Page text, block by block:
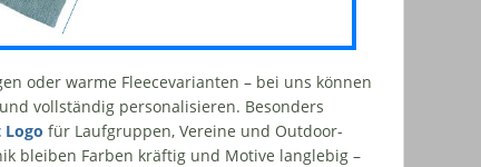
oder warme Fleecevarianten – bei uns können
und vollständig personalisieren. Besonders
für Laufgruppen, Vereine und Outdoor-
bleiben Farben kräftig und Motive langlebig –